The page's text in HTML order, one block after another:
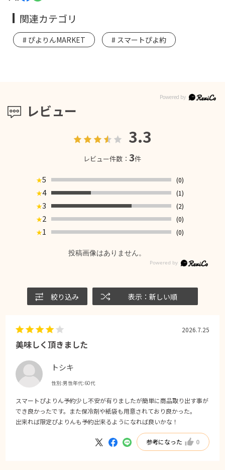
レビュー
3.3
レビュー件数：3件
★5
(0)
★4
(1)
★3
(2)
★2
(0)
★1 (0)
投稿画像はありません。
絞り込み 表示：新しい順
美味しく頂きました
トシキ
性別:男性年代:60代
2026.7.25
スマートぴよりん予約少し不安が有りましたが簡単に商品取り出す事が
でき良かったです。また保冷剤や紙袋も用意されており良かった。
出来れば限定ぴよりんも予約出来るようになれば良いかな！
参考になった 0
関連カテゴリ
ぴよりんMARKET スマートぴよ約